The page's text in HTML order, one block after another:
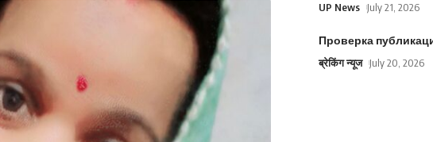
UP News July 21, 2026
Проверка
ब्रेकिंग न्यूज July 20, 2026